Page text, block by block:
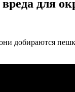
вреда для
добираются